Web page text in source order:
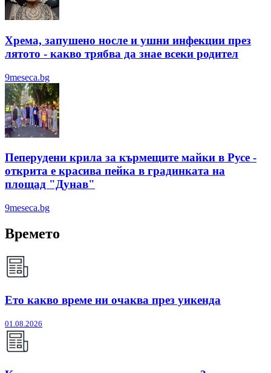
Хрема, запушено носле и ушни инфекции през
лятотo - какво трябва да знае всеки родител
9meseca.bg
Пеперудени крила за кърмещите майки в Русе -
открита е красива пейка в градинката на
площад "Дунав"
9meseca.bg
Времето
Ето какво време ни очаква през уикенда
01.08.2026